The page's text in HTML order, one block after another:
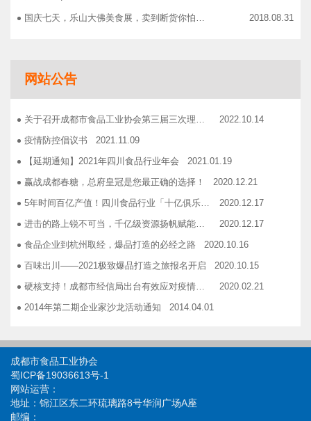
国庆七天，乐山大佛美食展，卖到断货你怕了吗？ 2018.08.31
志宏印务灾后复产暨十五周年感恩答谢会
网站公告
关于召开成都市食品工业协会第三届三次理事会的通知
2022.10.14
疫情防控倡议书
2021.11.09
【延期通知】2021年四川食品行业年会
2021.01.19
赢战成都春糖，总府皇冠是您最正确的选择！
2020.12.21
5年时间百亿产值！四川食品行业「十亿俱乐部」合伙人招募！
2020.12.17
进击的路上锐不可当，千亿级资源扬帆赋能！电商启航班招募啦！
2020.12.17
食品企业到杭州取经，爆品打造的必经之路
2020.10.16
百味出川——2021极致爆品打造之旅报名开启
2020.10.15
硬核支持！成都市经信局出台有效应对疫情稳定经济运行20条政策措施工业和信息化类项目申报指南！
2020.02.21
2014年第二期企业家沙龙活动通知
2014.04.01
关于发布成都市食品商会合作单位信息一览表的通知
2014.06.30
关于开展品牌设计援助活动的通知
关于开展成都食品优秀品牌联合形象展播活动的 通知
关于续签和新签2015年度战略合作协议的通知
成都市食品工业协会
蜀ICP备19036613号-1
网站运营：
地址：锦江区东二环琉璃路8号华润广场A座
邮编：